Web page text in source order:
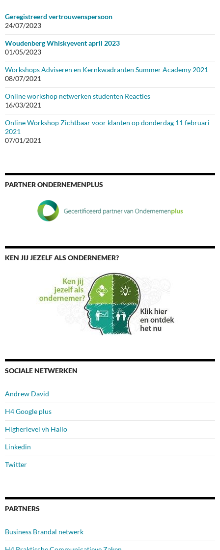
Geregistreerd vertrouwenspersoon
24/07/2023
Woudenberg Whiskyevent april 2023
01/05/2023
Workshops Adviseren en Kernkwadranten Summer Academy 2021
08/07/2021
Online workshop netwerken studenten Reacties
16/03/2021
Online Workshop Zichtbaar voor klanten op donderdag 11 februari
2021
07/01/2021
PARTNER ONDERNEMENPLUS
KEN JIJ JEZELF ALS ONDERNEMER?
SOCIALE NETWERKEN
Andrew David
H4 Google plus
Higherlevel vh Hallo
Linkedin
Twitter
PARTNERS
Business Brandal netwerk